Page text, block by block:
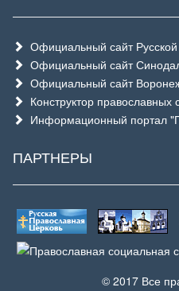
Официальный сайт
Официальный сайт
Официальный сайт
Конструктор православных
Информационный портал
ПАРТНЕРЫ
© 2017 Все